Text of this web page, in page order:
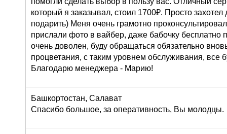
который я заказывал, стоил 1700₽. Просто
подарить) Меня очень грамотно
прислали фото в вайбер, даже бабочку бесплатно
очень доволен, буду обращаться обязательно
процветания, с таким уровнем обслуживания, все
Благодарю менеджера - Марию!
Башкортостан, Салават
Спасибо большое, за оперативность, Вы молодцы.